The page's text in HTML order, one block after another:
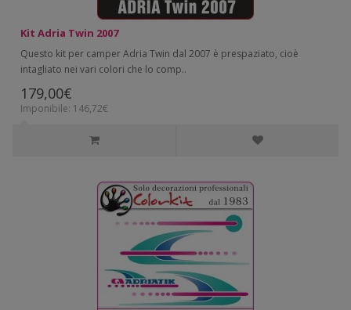
Kit Adria Twin 2007
Questo kit per camper Adria Twin dal 2007 è prespaziato, cioè
intagliato nei vari colori che lo comp..
179,00€
Imponibile: 146,72€